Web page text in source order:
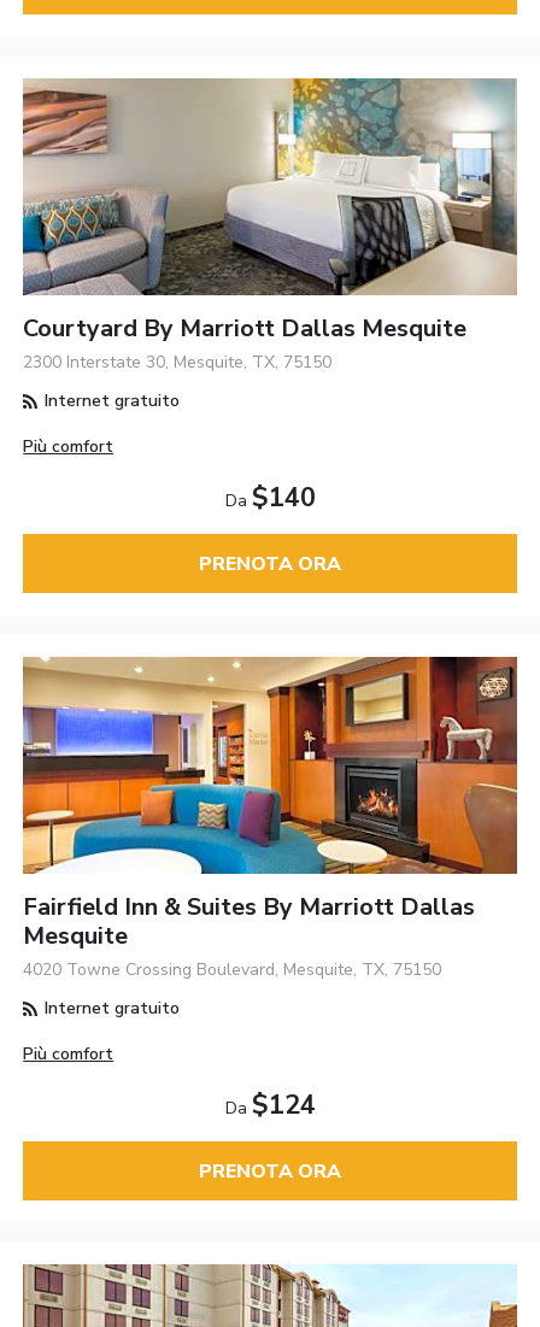
Courtyard By Marriott Dallas Mesquite
2300 Interstate 30, Mesquite, TX, 75150
Internet gratuito
Più comfort
Da $140
PRENOTA ORA
Fairfield Inn & Suites By Marriott Dallas
Mesquite
4020 Towne Crossing Boulevard, Mesquite, TX, 75150
Internet gratuito
Più comfort
Da $124
PRENOTA ORA